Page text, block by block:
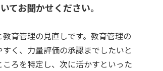
てお聞かせください。
育管理の見直しです。教育管理の
く、力量評価の承認までしたいと
ろを特定し、次に活かすといった